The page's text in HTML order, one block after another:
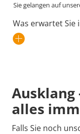
Sie gelangen auf
Was erwartet Sie
Ausklang
alles
Falls Sie noch